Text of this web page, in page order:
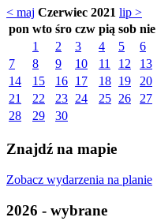
< maj Czerwiec 2021 lip >
pon wto śro czw pią sob nie
1
2 3 4 5
6
7
8 9 10 11 12
13
14
15 16 17 18 19
20
21
22 23 24 25 26
27
28
29 30
Znajdź na mapie
Zobacz wydarzenia na planie
2026 - wybrane